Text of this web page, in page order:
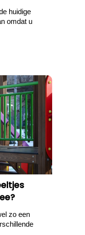
huidige
omdat u
zo een